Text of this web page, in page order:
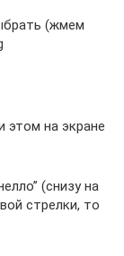
(жмем
этом на экране
(снизу на
стрелки, то